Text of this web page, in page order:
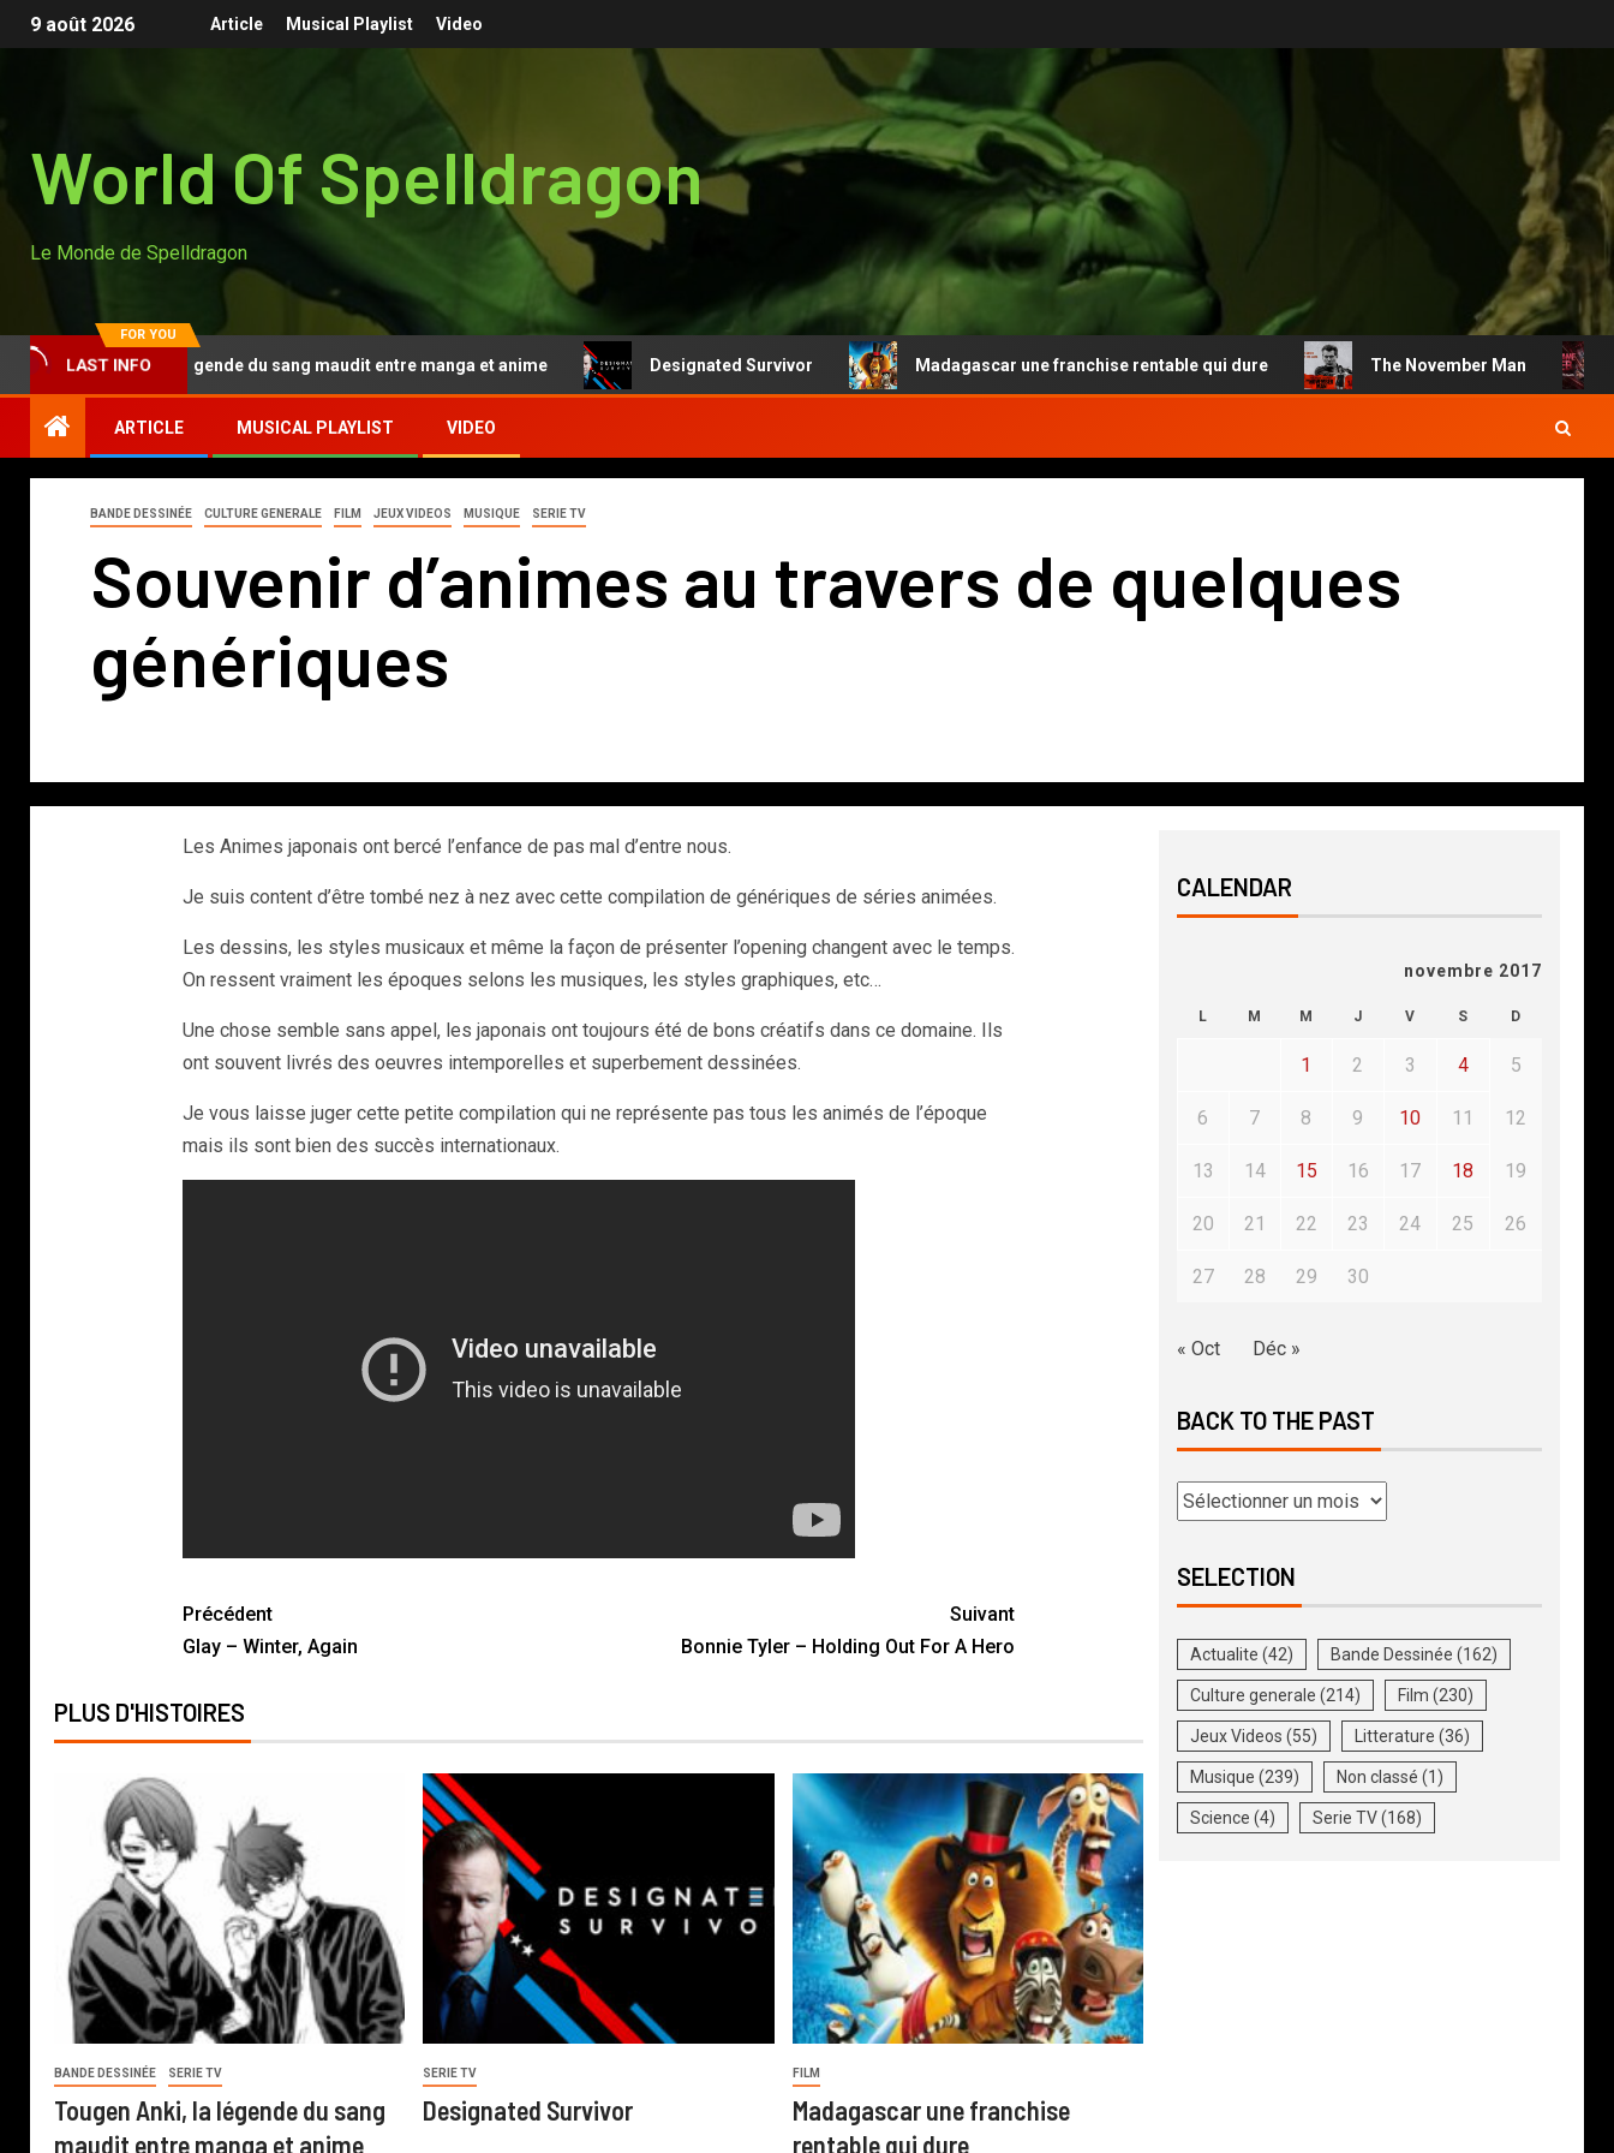
9 août 2026 Article Musical Playlist Video
World Of Spelldragon
Le Monde de Spelldragon
FOR YOU
LAST INFO
Tougen Anki, la légende du sang maudit entre manga et anime Designated Survivor Madagascar une franchise rentable qui dure The November Man
ARTICLE MUSICAL PLAYLIST VIDEO
BANDE DESSINÉE CULTURE GENERALE FILM JEUX VIDEOS MUSIQUE SERIE TV
Souvenir d’animes au travers de quelques
génériques
Les Animes japonais ont bercé l’enfance de pas mal d’entre nous.
Je suis content d’être tombé nez à nez avec cette compilation de génériques de séries animées.
Les dessins, les styles musicaux et même la façon de présenter l’opening changent avec le temps.
On ressent vraiment les époques selons les musiques, les styles graphiques, etc…
Une chose semble sans appel, les japonais ont toujours été de bons créatifs dans ce domaine. Ils
ont souvent livrés des oeuvres intemporelles et superbement dessinées.
Je vous laisse juger cette petite compilation qui ne représente pas tous les animés de l’époque
mais ils sont bien des succès internationaux.
Précédent
Glay – Winter, Again
Suivant
Bonnie Tyler – Holding Out For A Hero
PLUS D'HISTOIRES
BANDE DESSINÉE SERIE TV
Tougen Anki, la légende du sang
maudit entre manga et anime
SERIE TV
Designated Survivor
FILM
Madagascar une franchise
rentable qui dure
CALENDAR
novembre 2017
L M M J V S D
1 2 3 4 5
6 7 8 9 10 11 12
13 14 15 16 17 18 19
20 21 22 23 24 25 26
27 28 29 30
« Oct Déc »
BACK TO THE PAST
SELECTION
Actualite (42) Bande Dessinée (162)
Culture generale (214) Film (230)
Jeux Videos (55) Litterature (36)
Musique (239) Non classé (1)
Science (4) Serie TV(168)